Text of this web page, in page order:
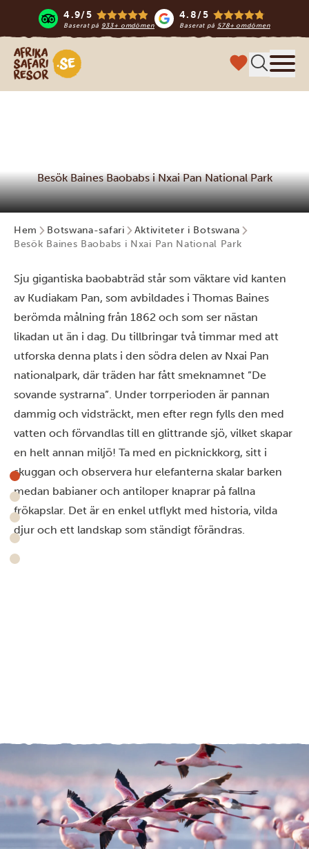
4.9/5
Baserat på 933+ omdömen
4.8/5
Baserat på 578+ omdömen
Safari-resor i Afrika
Besök Baines Baobabs i Nxai Pan National Park
Hem Botswana-safari
Aktiviteter i Botswana
Besök Baines Baobabs i Nxai Pan National Park
Sju gigantiska baobabträd står som väktare vid kanten
av Kudiakam Pan, som avbildades i Thomas Baines
berömda målning från 1862 och som ser nästan
likadan ut än i dag. Du tillbringar två timmar med att
utforska denna plats i den södra delen av Nxai Pan
nationalpark, där träden har fått smeknamnet ”De
sovande systrarna”. Under torrperioden är pannan
dammig och vidsträckt, men efter regn fylls den med
vatten och förvandlas till en glittrande sjö, vilket skapar
en helt annan miljö! Ta med en picknickkorg, sitt i
skuggan och observera hur elefanterna skalar barken
medan babianer och antiloper knaprar på fallna
frökapslar. Det är en enkel utflykt med historia, vilda
djur och ett landskap som ständigt förändras.